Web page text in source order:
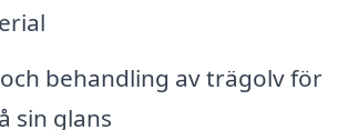
behandling av trägolv för
sin glans